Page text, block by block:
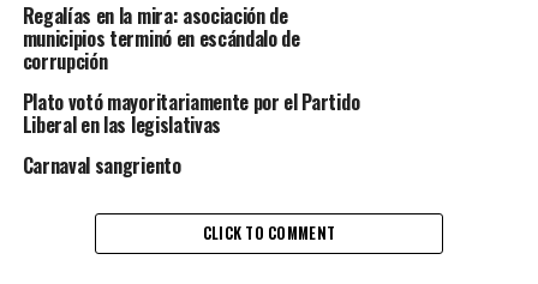
Regalías en la mira: asociación de
municipios terminó en escándalo de
corrupción
Plato votó mayoritariamente por el Partido
Liberal en las legislativas
Carnaval sangriento
CLICK TO COMMENT